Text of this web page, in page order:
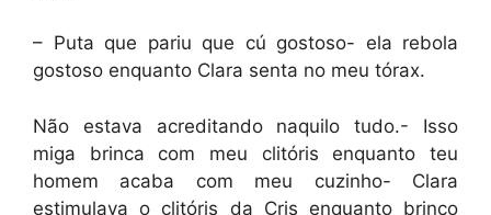
– Puta que pariu que cú gostoso- ela rebola
gostoso enquanto Clara senta no meu tórax.
Não estava acreditando naquilo tudo.- Isso
miga brinca com meu clitóris enquanto teu
homem acaba com meu cuzinho- Clara
estimulava o clitóris da Cris enquanto brinco